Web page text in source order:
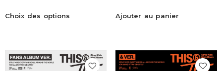
Choix des options Ajouter au panier